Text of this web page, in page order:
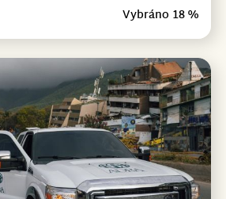
Vybráno 18 %